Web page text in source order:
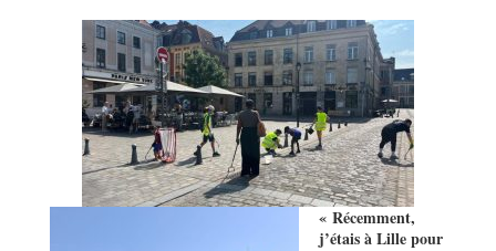
« Récemment,
j’étais à Lille pour